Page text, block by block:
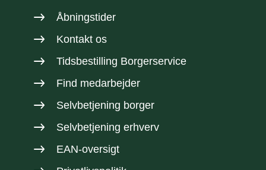
Åbningstider
Kontakt os
Tidsbestilling Borgerservice
Find medarbejder
Selvbetjening borger
Selvbetjening erhverv
EAN-oversigt